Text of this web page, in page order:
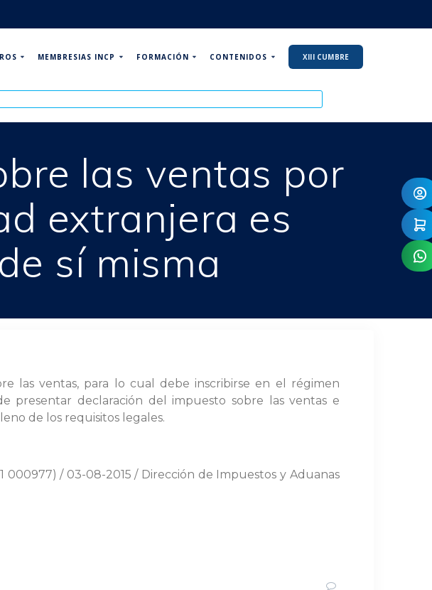
MEMBRESIAS INCP FORMACIÓN CONTENIDOS XIII CUMBRE
las ventas por
extranjera es
sí misma
las ventas, para lo cual debe inscribirse en el régimen
presentar declaración del impuesto sobre las ventas e
de los requisitos legales.
/ 03-08-2015 / Dirección de Impuestos y Aduanas